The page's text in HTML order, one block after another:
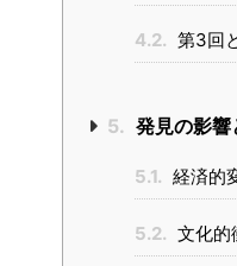
4.2. 第3回
5. 発見の影響
5.1. 経済的
5.2. 文化的